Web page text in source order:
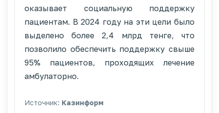
оказывает социальную поддержку
пациентам. В 2024 году на эти цели было
выделено более 2,4 млрд тенге, что
позволило обеспечить поддержку свыше
95% пациентов, проходящих лечение
амбулаторно.
Источник: Казинформ